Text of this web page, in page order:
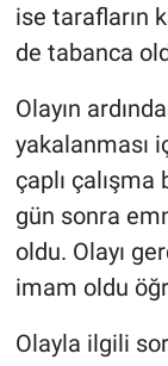
ise tarafların
de tabanca
Olayın
yakalanması
çaplı çalışma
gün sonra
oldu. Olayı
imam oldu
Olayla ilgili